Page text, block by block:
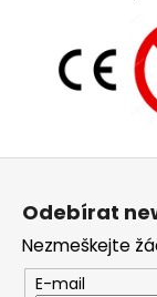
Z
Odebírat
Nezmeškejte
E-mail